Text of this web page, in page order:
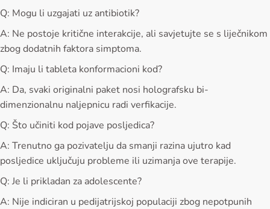
Q: Mogu li uzgajati uz antibiotik?
A: Ne postoje kritične interakcije, ali savjetujte se s liječnikom
zbog dodatnih faktora simptoma.
Q: Imaju li tableta konformacioni kod?
A: Da, svaki originalni paket nosi holografsku bi-
dimenzionalnu naljepnicu radi verfikacije.
Q: Što učiniti kod pojave posljedica?
A: Trenutno ga pozivatelju da smanji razina ujutro kad
posljedice uključuju probleme ili uzimanja ove terapije.
Q: Je li prikladan za adolescente?
A: Nije indiciran u pedijatrijskoj populaciji zbog nepotpunih